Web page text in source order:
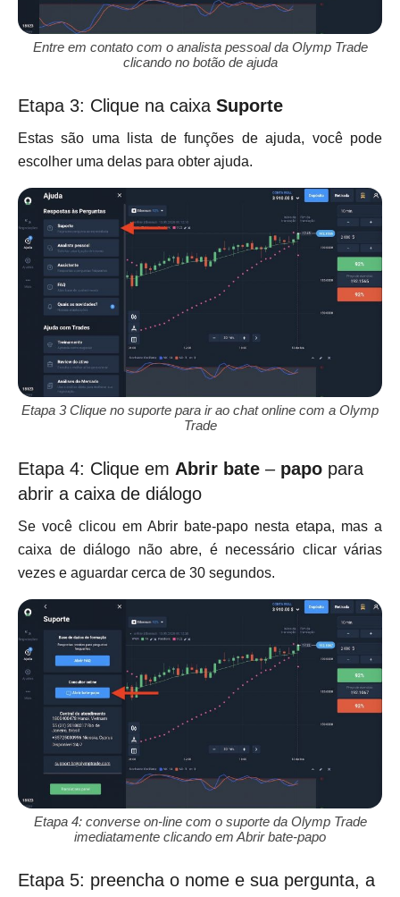
Entre em contato com o analista pessoal da Olymp Trade
clicando no botão de ajuda
Etapa 3: Clique na caixa Suporte
Estas são uma lista de funções de ajuda, você pode
escolher uma delas para obter ajuda.
Etapa 3 Clique no suporte para ir ao chat online com a Olymp
Trade
Etapa 4: Clique em Abrir bate – papo para
abrir a caixa de diálogo
Se você clicou em Abrir bate-papo nesta etapa, mas a
caixa de diálogo não abre, é necessário clicar várias
vezes e aguardar cerca de 30 segundos.
Etapa 4: converse on-line com o suporte da Olymp Trade
imediatamente clicando em Abrir bate-papo
Etapa 5: preencha o nome e sua pergunta, a